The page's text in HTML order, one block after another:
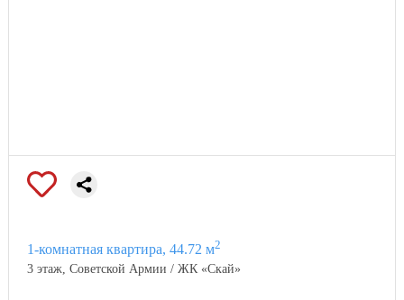
1-комнатная квартира, 44.72 м2
3 этаж, Советской Армии / ЖК «Скай»